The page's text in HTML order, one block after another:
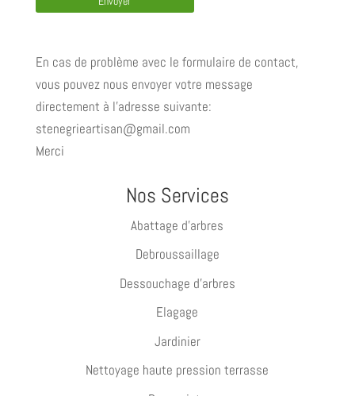
En cas de problème avec le formulaire de contact,
vous pouvez nous envoyer votre message
directement à l'adresse suivante:
stenegrieartisan@gmail.com
Merci
Nos Services
Abattage d’arbres
Debroussaillage
Dessouchage d’arbres
Elagage
Jardinier
Nettoyage haute pression terrasse